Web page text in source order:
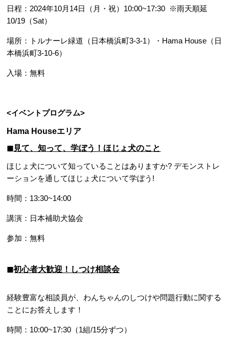
日程：2024年10月14日（月・祝）10:00~17:30 ※雨天順延
10/19（Sat）
場所：トルナーレ緑道（日本橋浜町3-3-1）・Hama House（日
本橋浜町3-10-6）
入場：無料
<イベントプログラム>
Hama Houseエリア
◼︎見て、知って、学ぼう！ほじょ犬のこと
ほじょ犬について知っていることはありますか? デモンストレ
ーションを通してほじょ犬について学ぼう!
時間：13:30~14:00
講演：日本補助犬協会
参加：無料
◼︎初心者大歓迎！しつけ相談会
経験豊富な相談員が、わんちゃんのしつけや問題行動に関する
ことにお答えします！
時間：10:00~17:30（1組/15分ずつ）